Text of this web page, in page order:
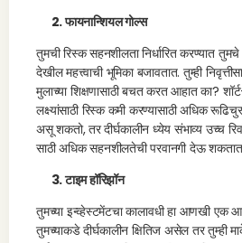
2. फायनान्शियल गोल्स
तुमची रिस्क सहनशीलता निर्धारित करण्यात
देखील महत्त्वाची भूमिका बजावतात. तुम्ही
मुलाच्या शिक्षणासाठी बचत करत आहात का?
लक्ष्यांसाठी रिस्क कमी करण्यासाठी अधिक
असू शकतो, तर दीर्घकालीन ध्येय संभाव्य उच्च
साठी अधिक सहनशीलतेची परवानगी देऊ
3. टाइम हॉरिझॉन
तुमच्या इन्व्हेस्टमेंटचा कालावधी हा आणखी
तुमच्याकडे दीर्घकालीन क्षितिज असेल तर तुम्ही